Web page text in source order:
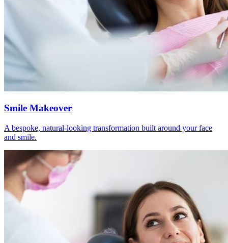
Smile Makeover
A bespoke, natural-looking transformation built around your face
and smile.